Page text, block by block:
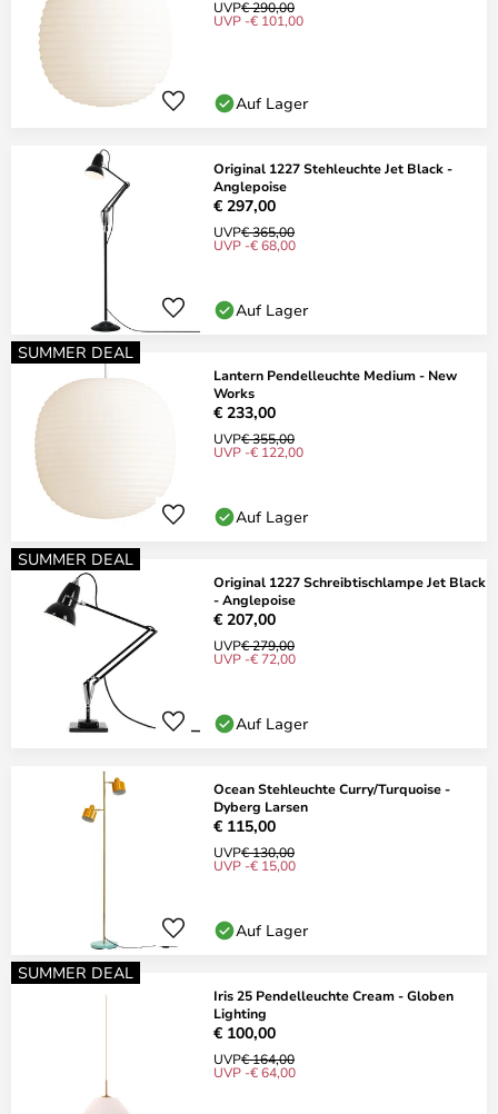
UVP€ 290,00
UVP -€ 101,00
Auf Lager
Original 1227 Stehleuchte Jet Black -
Anglepoise
€ 297,00
UVP€ 365,00
UVP -€ 68,00
Auf Lager
SUMMER DEAL
Lantern Pendelleuchte Medium - New
Works
€ 233,00
UVP€ 355,00
UVP -€ 122,00
Auf Lager
SUMMER DEAL
Original 1227 Schreibtischlampe Jet Black
- Anglepoise
€ 207,00
UVP€ 279,00
UVP -€ 72,00
Auf Lager
Ocean Stehleuchte Curry/Turquoise -
Dyberg Larsen
€ 115,00
UVP€ 130,00
UVP -€ 15,00
Auf Lager
SUMMER DEAL
Iris 25 Pendelleuchte Cream - Globen
Lighting
€ 100,00
UVP€ 164,00
UVP -€ 64,00